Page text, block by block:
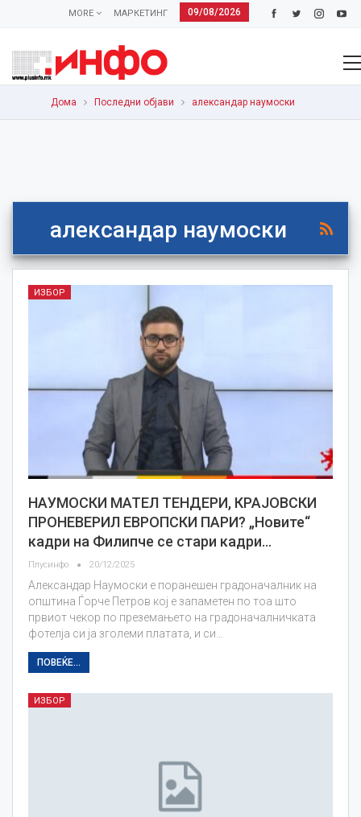
09/08/2026
МАРКЕТИНГ
MORE
Дома Последни објави александар наумоски
александар наумоски
ИЗБОР
НАУМОСКИ МАТЕЛ ТЕНДЕРИ, КРАЈOВСКИ
ПРОНЕВЕРИЛ ЕВРОПСКИ ПАРИ? „Новите“
кадри на Филипче се стари кадри…
Плусинфо 20/12/2025
Александар Наумоски е поранешен градоначалник на
општина Ѓорче Петров кој е запаметен по тоа што
првиот чекор по преземањето на градоначалничката
фотелја си ја зголеми платата, и си…
ПОВЕЌЕ...
ИЗБОР